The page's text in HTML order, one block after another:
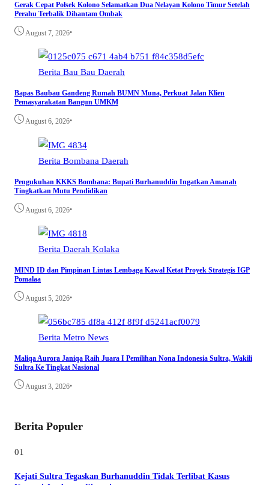
Gerak Cepat Polsek Kolono Selamatkan Dua Nelayan Kolono Timur Setelah
Perahu Terbalik Dihantam Ombak
August 7, 2026•
Berita Bau Bau Daerah
Bapas Baubau Gandeng Rumah BUMN Muna, Perkuat Jalan Klien
Pemasyarakatan Bangun UMKM
August 6, 2026•
Berita Bombana Daerah
Pengukuhan KKKS Bombana: Bupati Burhanuddin Ingatkan Amanah
Tingkatkan Mutu Pendidikan
August 6, 2026•
Berita Daerah Kolaka
MIND ID dan Pimpinan Lintas Lembaga Kawal Ketat Proyek Strategis IGP
Pomalaa
August 5, 2026•
Berita Metro News
Maliqa Aurora Janiqa Raih Juara I Pemilihan Nona Indonesia Sultra, Wakili
Sultra Ke Tingkat Nasional
August 3, 2026•
Berita Populer
01
Kejati Sultra Tegaskan Burhanuddin Tidak Terlibat Kasus